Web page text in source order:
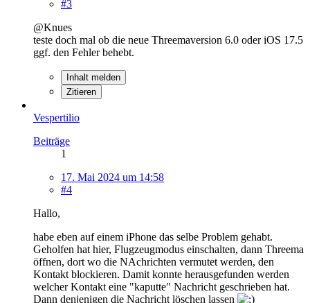
#3
@Knues
teste doch mal ob die neue Threemaversion 6.0 oder iOS 17.5
ggf. den Fehler behebt.
Inhalt melden
Zitieren
Vespertilio
Beiträge
1
17. Mai 2024 um 14:58
#4
Hallo,
habe eben auf einem iPhone das selbe Problem gehabt.
Geholfen hat hier, Flugzeugmodus einschalten, dann Threema
öffnen, dort wo die NAchrichten vermutet werden, den
Kontakt blockieren. Damit konnte herausgefunden werden
welcher Kontakt eine "kaputte" Nachricht geschrieben hat.
Dann denjenigen die Nachricht löschen lassen